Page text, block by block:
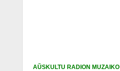
AŬSKULTU RADION MUZAIKO